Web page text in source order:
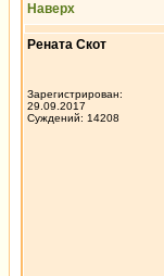
Наверх
Рената Скот
Зарегистрирован:
29.09.2017
Суждений: 14208